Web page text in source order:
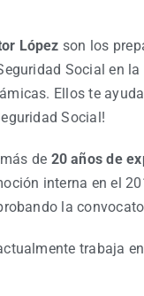
López son los
Social en
Ellos te
Social!
más de 20 años de
interna en el
la
trabaja